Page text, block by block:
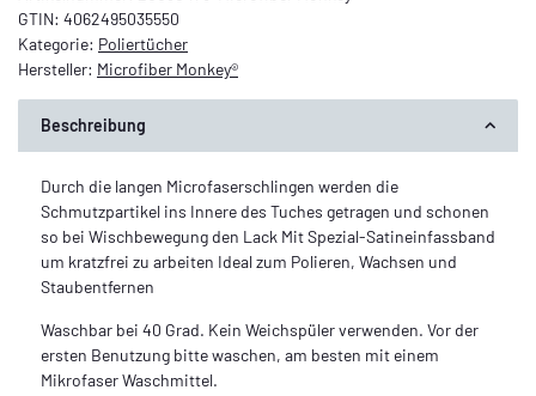
GTIN: 4062495035550
Kategorie: Poliertücher
Hersteller: Microfiber Monkey®
Beschreibung
Durch die langen Microfaserschlingen werden die
Schmutzpartikel ins Innere des Tuches getragen und schonen
so bei Wischbewegung den Lack Mit Spezial-Satineinfassband
um kratzfrei zu arbeiten Ideal zum Polieren, Wachsen und
Staubentfernen
Waschbar bei 40 Grad. Kein Weichspüler verwenden. Vor der
ersten Benutzung bitte waschen, am besten mit einem
Mikrofaser Waschmittel.